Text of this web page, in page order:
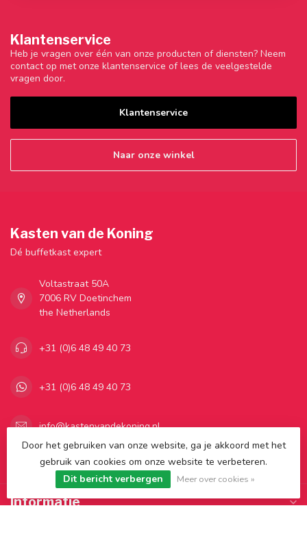
Klantenservice
Heb je vragen over één van onze producten of diensten? Neem
contact op met onze klantenservice of lees de veelgestelde
vragen door.
Klantenservice
Naar onze winkel
Kasten van de Koning
Dé buffetkast expert
Voltastraat 50A
7006 RV Doetinchem
the Netherlands
+31 (0)6 48 49 40 73
+31 (0)6 48 49 40 73
info@kastenvandekoning.nl
Categorieën
Informatie
Door het gebruiken van onze website, ga je akkoord met het
gebruik van cookies om onze website te verbeteren.
Dit bericht verbergen
Meer over cookies »